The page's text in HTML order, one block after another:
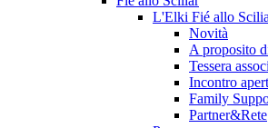
L'Elki Fié allo
Novità
A proposito
Tessera
Incontro
Family
Partner&Rete